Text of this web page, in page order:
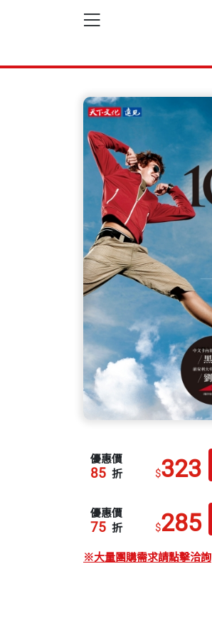
優惠價
85 折 $323
優惠價
75 折 $285
※大量團購需求請點擊洽詢